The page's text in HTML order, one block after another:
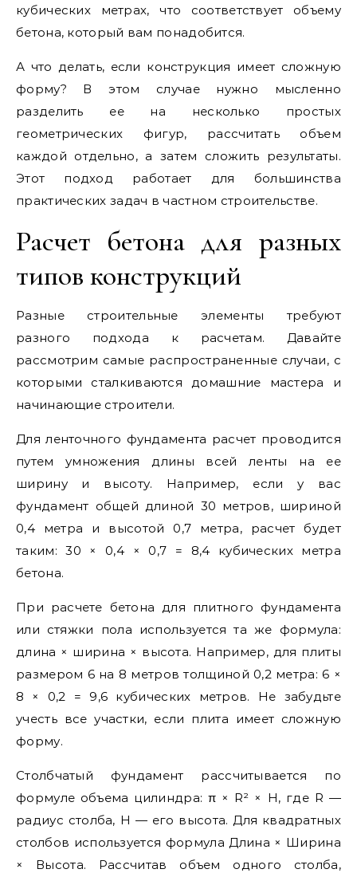
кубических метрах, что соответствует объему
бетона, который вам понадобится.
А что делать, если конструкция имеет сложную
форму? В этом случае нужно мысленно
разделить ее на несколько простых
геометрических фигур, рассчитать объем
каждой отдельно, а затем сложить результаты.
Этот подход работает для большинства
практических задач в частном строительстве.
Расчет бетона для разных
типов конструкций
Разные строительные элементы требуют
разного подхода к расчетам. Давайте
рассмотрим самые распространенные случаи, с
которыми сталкиваются домашние мастера и
начинающие строители.
Для ленточного фундамента расчет проводится
путем умножения длины всей ленты на ее
ширину и высоту. Например, если у вас
фундамент общей длиной 30 метров, шириной
0,4 метра и высотой 0,7 метра, расчет будет
таким: 30 × 0,4 × 0,7 = 8,4 кубических метра
бетона.
При расчете бетона для плитного фундамента
или стяжки пола используется та же формула:
длина × ширина × высота. Например, для плиты
размером 6 на 8 метров толщиной 0,2 метра: 6 ×
8 × 0,2 = 9,6 кубических метров. Не забудьте
учесть все участки, если плита имеет сложную
форму.
Столбчатый фундамент рассчитывается по
формуле объема цилиндра: π × R² × H, где R —
радиус столба, H — его высота. Для квадратных
столбов используется формула Длина × Ширина
× Высота. Рассчитав объем одного столба,